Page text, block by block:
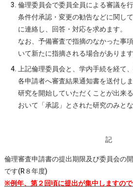
倫理委員会で委員全員による審議を
条件付承認・変更の勧告などに関し
に連絡し、回答・対応を求めます。
なお、予備審査で指摘のなかった事
いて新たに指摘される場合があります
上記倫理委員会と、学内手続を経て
各申請者へ審査結果通知書を送付しま
研究を開始していただくことが出来
おいて「承認」とされた研究のみとな
記
倫理審査申請書の提出期限及び委員会の
です(R８年度)
※例年、第２回頃に提出が集中しますの